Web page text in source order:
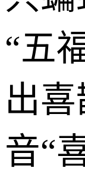
“五
出
音“